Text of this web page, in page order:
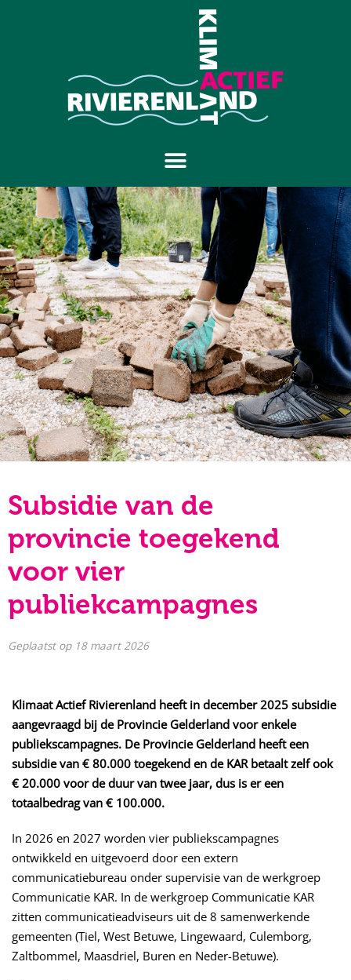
Subsidie van de
provincie toegekend
voor vier
publiekcampagnes
Geplaatst op 18 maart 2026
Klimaat Actief Rivierenland heeft in december 2025 subsidie
aangevraagd bij de Provincie Gelderland voor enkele
publiekscampagnes. De Provincie Gelderland heeft een
subsidie van € 80.000 toegekend en de KAR betaalt zelf ook
€ 20.000 voor de duur van twee jaar, dus is er een
totaalbedrag van € 100.000.
In 2026 en 2027 worden vier publiekscampagnes
ontwikkeld en uitgevoerd door een extern
communicatiebureau onder supervisie van de werkgroep
Communicatie KAR. In de werkgroep Communicatie KAR
zitten communicatieadviseurs uit de 8 samenwerkende
gemeenten (Tiel, West Betuwe, Lingewaard, Culemborg,
Zaltbommel, Maasdriel, Buren en Neder-Betuwe).